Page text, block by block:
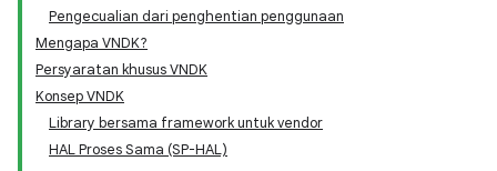
Pengecualian dari penghentian penggunaan
Mengapa VNDK?
Persyaratan khusus VNDK
Konsep VNDK
Library bersama framework untuk vendor
HAL Proses Sama (SP-HAL)